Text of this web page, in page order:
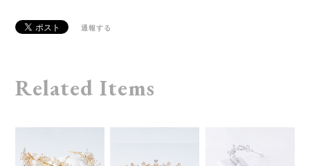
通報する
Related Items